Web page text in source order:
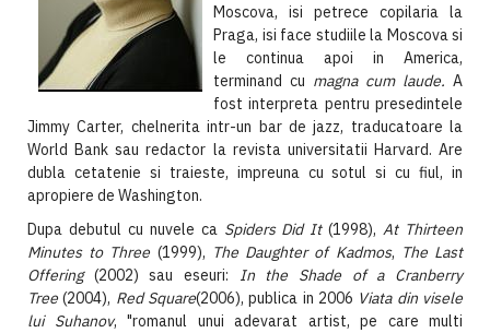
Moscova, isi petrece copilaria la
Praga, isi face studiile la Moscova si
le continua apoi in America,
terminand cu magna cum laude. A
fost interpreta pentru presedintele
Jimmy Carter, chelnerita intr-un bar de jazz, traducatoare la
World Bank sau redactor la revista universitatii Harvard. Are
dubla cetatenie si traieste, impreuna cu sotul si cu fiul, in
apropiere de Washington.
Dupa debutul cu nuvele ca Spiders Did It(1998),At Thirteen
Minutes to Three (1999), The Daughter of Kadmos, The Last
Offering (2002) sau eseuri: In the Shade of a Cranberry
Tree(2004), Red Square(2006), publica in 2006 Viata din visele
lui Suhanov, "romanul unui adevarat artist, pe care multi